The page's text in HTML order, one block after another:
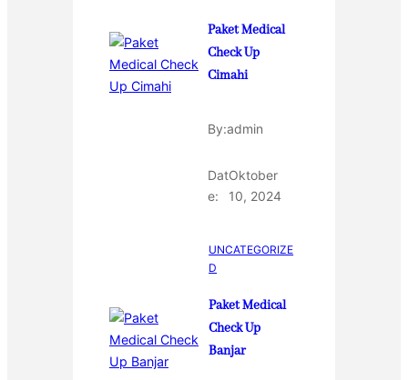
Paket Medical
Check Up
Cimahi
By:admin
Dat
e:
Oktober
10, 2024
UNCATEGORIZE
D
Paket Medical
Check Up
Banjar